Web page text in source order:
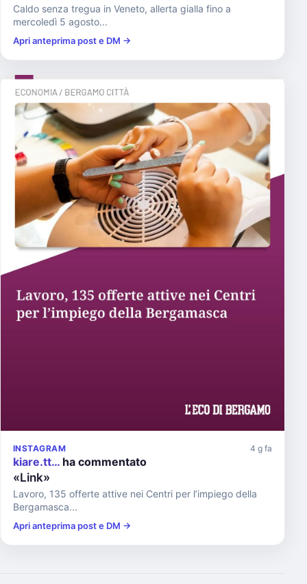
Caldo senza tregua in Veneto, allerta gialla fino a
mercoledì 5 agosto...
Apri anteprima post e DM →
INSTAGRAM 4 g fa
kiare.tt… ha commentato
«Link»
Lavoro, 135 offerte attive nei Centri per l’impiego della
Bergamasca...
Apri anteprima post e DM →